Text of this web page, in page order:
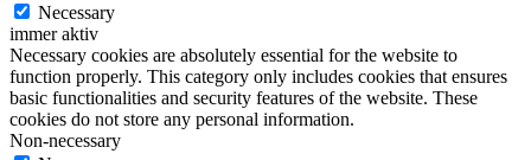
Necessary
immer aktiv
Necessary cookies are absolutely essential for the website to
function properly. This category only includes cookies that ensures
basic functionalities and security features of the website. These
cookies do not store any personal information.
Non-necessary